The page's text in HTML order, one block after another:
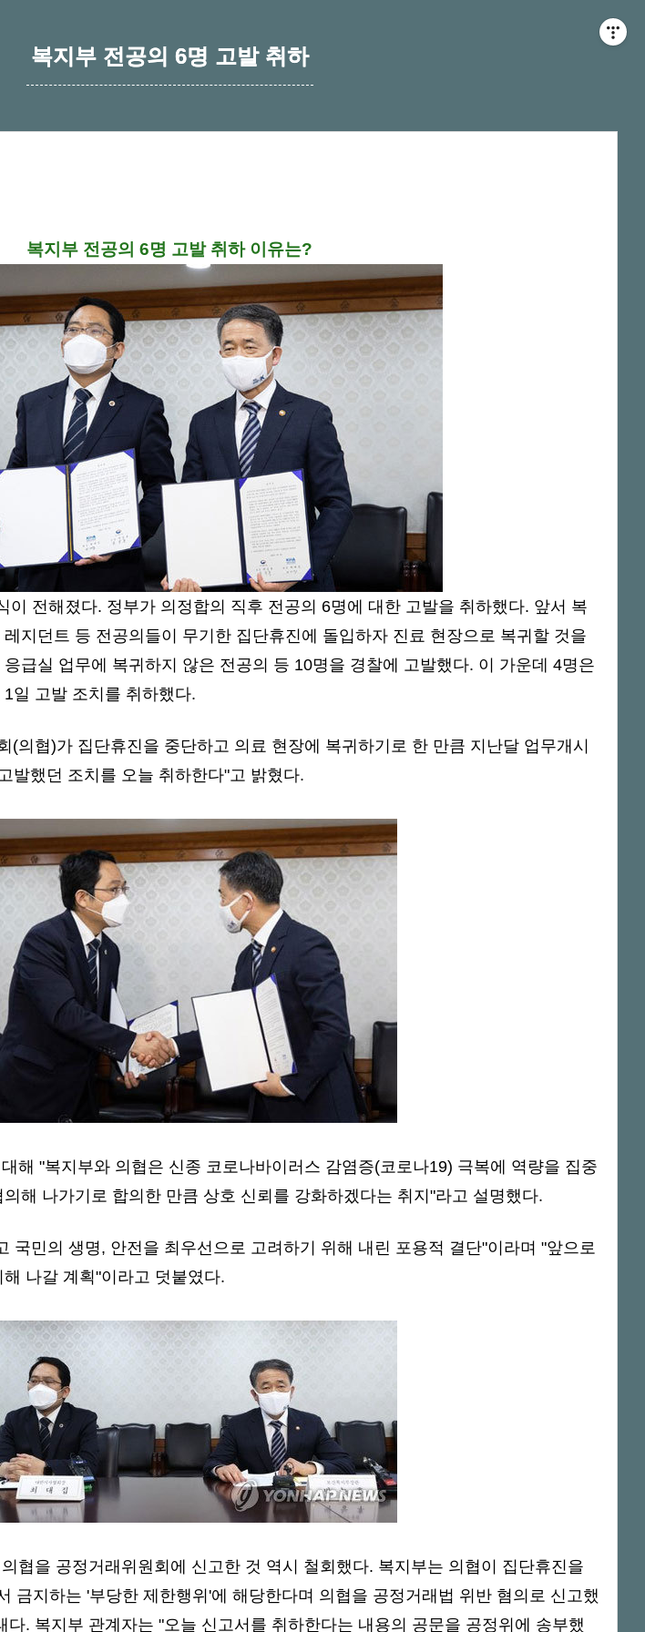
복지부 전공의 6명 고발 취하
복지부 전공의 6명 고발 취하 이유는?
이 전해졌다. 정부가 의정합의 직후 전공의 6명에 대한 고발을 취하했다. 앞서 복
지던트 등 전공의들이 무기한 집단휴진에 돌입하자 진료 현장으로 복귀할 것을
급실 업무에 복귀하지 않은 전공의 등 10명을 경찰에 고발했다. 이 가운데 4명은
일 고발 조치를 취하했다.
(의협)가 집단휴진을 중단하고 의료 현장에 복귀하기로 한 만큼 지난달 업무개시
발했던 조치를 오늘 취하한다"고 밝혔다.
해 "복지부와 의협은 신종 코로나바이러스 감염증(코로나19) 극복에 역량을 집중
해 나가기로 합의한 만큼 상호 신뢰를 강화하겠다는 취지"라고 설명했다.
국민의 생명, 안전을 최우선으로 고려하기 위해 내린 포용적 결단"이라며 "앞으로
나갈 계획"이라고 덧붙였다.
협을 공정거래위원회에 신고한 것 역시 철회했다. 복지부는 의협이 집단휴진을
금지하는 '부당한 제한행위'에 해당한다며 의협을 공정거래법 위반 혐의로 신고했
. 복지부 관계자는 "오늘 신고서를 취하한다는 내용의 공문을 공정위에 송부했